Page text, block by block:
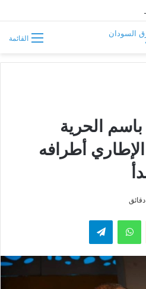
القائمة
الحرية
الإطاري أطرافه
واتساب تيلقرام